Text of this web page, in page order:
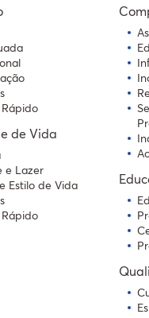
de Vida
e Lazer
Estilo de Vida